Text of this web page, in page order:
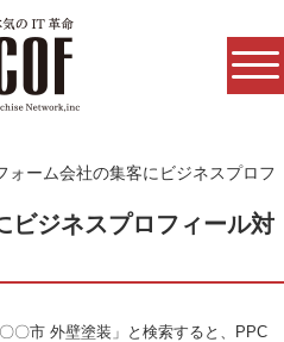
ォーム会社の集客にビジネスプロフ
ビジネスプロフィール対
〇市 外壁塗装」と検索すると、PPC